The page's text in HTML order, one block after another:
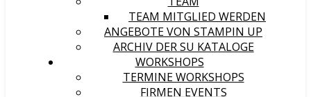
TEAM MITGLIED WERDEN
ANGEBOTE VON STAMPIN UP
ARCHIV DER SU KATALOGE
WORKSHOPS
TERMINE WORKSHOPS
FIRMEN EVENTS